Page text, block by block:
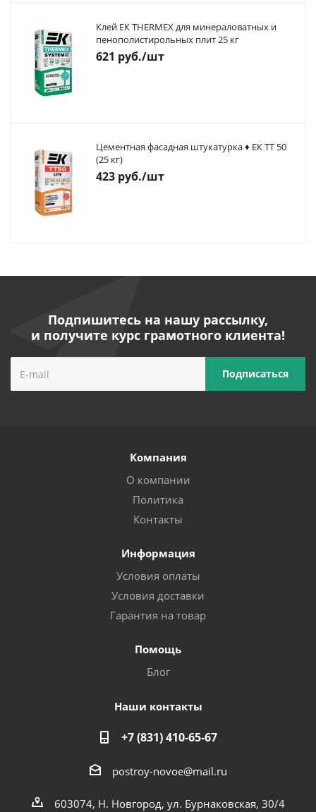
Клей ЕК THERMEX для минераловатных и
пенополистирольных плит 25 кг
621 руб./шт
Цементная фасадная штукатурка ♦ ЕК ТТ 50
(25 кг)
423 руб./шт
Подпишитесь на нашу рассылку,
и получите курс грамотного клиента!
Компания
О компании
Политика
Контакты
Информация
Условия оплаты
Условия доставки
Гарантия на товар
Помощь
Блог
Наши контакты
+7 (831) 410-65-67
postroy-novoe@mail.ru
603074, Н. Новгород, ул. Бурнаковская, 30/4